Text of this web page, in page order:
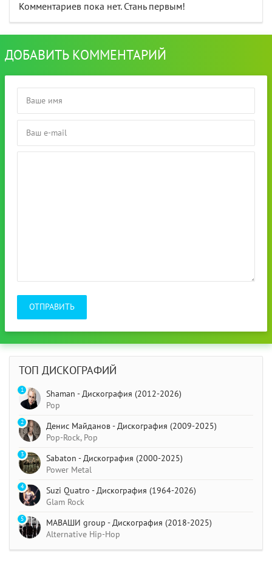
Комментариев пока нет. Стань первым!
ДОБАВИТЬ КОММЕНТАРИЙ
ОТПРАВИТЬ
ТОП ДИСКОГРАФИЙ
Shaman - Дискография (2012-2026)
Pop
1
Денис Майданов - Дискография (2009-2025)
Pop-Rock, Pop
2
Sabaton - Дискография (2000-2025)
Power Metal
3
Suzi Quatro - Дискография (1964-2026)
Glam Rock
4
МАВАШИ group - Дискография (2018-2025)
Alternative Hip-Hop
5